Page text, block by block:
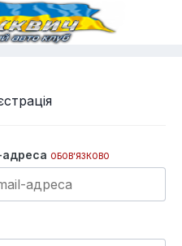
адреса ОБОВ’ЯЗКОВО